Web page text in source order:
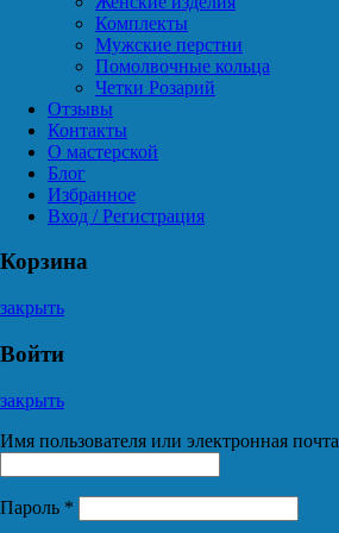
Комплекты
Мужские перстни
Помолвочные кольца
Четки Розарий
Отзывы
Контакты
О мастерской
Блог
Избранное
Вход / Регистрация
Корзина
закрыть
Войти
закрыть
Имя пользователя или электронная почта
Пароль *